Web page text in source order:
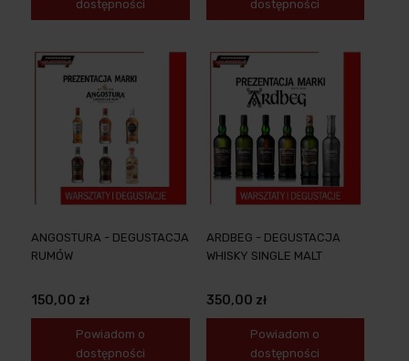
dostępności
dostępności
ANGOSTURA - DEGUSTACJA
RUMÓW
150,00 zł
Powiadom o
dostępności
ARDBEG - DEGUSTACJA
WHISKY SINGLE MALT
350,00 zł
Powiadom o
dostępności